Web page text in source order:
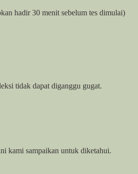
hadir 30 menit sebelum tes dimulai)
tidak dapat diganggu gugat.
kami sampaikan untuk diketahui.